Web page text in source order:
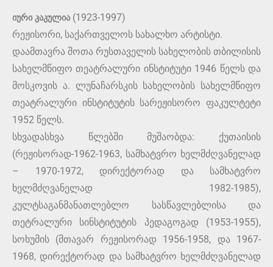
იური კაკულია(1923-1997)
რეჟისორი, საქართველოს სახალხო არტისტი.
დაამთავრა შოთა რუსთაველის სახელობის თბილისის
სახელმწიფო თეატრალური ინსტიტუტი 1946 წელს და
მოსკოვის ა. ლუნაჩარსკის სახელობის სახელმწიფო
თეატრალური ინსტიტუტის სარეჟისორო ფაკულტეტი
1952 წელს.
სხვადასხვა წლებში მუშაობდა: ქუთაისის
(რეჟისორად-1962-1963, სამხატვრო ხელმძღვანელად
– 1970-1972, დირექტორად და სამხატვრო
ხელმძღვანელად 1982-1985),
კულტსაგანმანათლებლო სასწავლებლისა და
თეტრალური სინსტიტუტის პედაგოგად (1953-1955),
სოხუმის (მთავარ რეჟისორად 1956-1958, და 1967-
1968, დირექტორად და სამხატვრო ხელმძღვანელად